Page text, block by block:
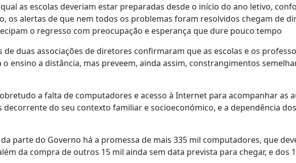
as escolas deveriam estar preparadas desde o início do ano letivo,
os alertas de que nem todos os problemas foram resolvidos chegam de
o regresso com preocupação e esperança que dure pouco tempo
de duas associações de diretores confirmaram que as escolas e os
ensino a distância, mas preveem, ainda assim, constrangimentos
a falta de computadores e acesso à Internet para acompanhar as
do seu contexto familiar e socioeconómico, e a dependência
parte do Governo há a promessa de mais 335 mil computadores, que
da compra de outros 15 mil ainda sem data prevista para chegar, e dos